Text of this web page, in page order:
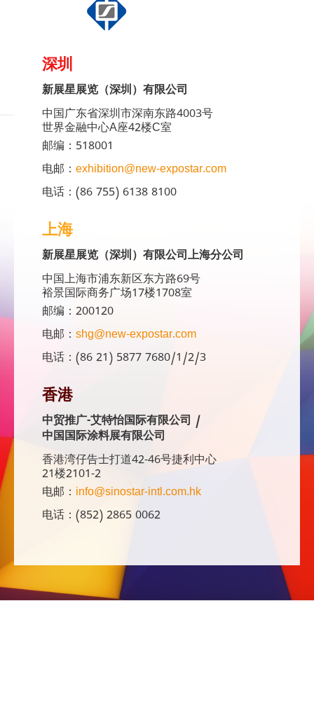
深圳
新展星展览（深圳）有限公司
中国广东省深圳市深南东路4003号
世界金融中心A座42楼C室
邮编：518001
电邮： exhibition@new-expostar.com
电话：(86 755) 6138 8100
上海
新展星展览（深圳）有限公司上海分公司
中国上海市浦东新区东方路69号
裕景国际商务广场17楼1708室
邮编：200120
电邮： shg@new-expostar.com
电话：(86 21) 5877 7680/1/2/3
香港
中贸推广-艾特怡国际有限公司 /
中国国际涂料展有限公司
香港湾仔告士打道42-46号捷利中心
21楼2101-2
电邮： info@sinostar-intl.com.hk
电话：(852) 2865 0062